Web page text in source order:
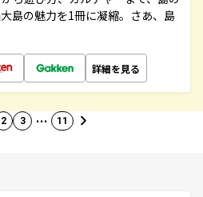
島の魅力を1冊に凝縮。さあ、島
詳細を見る
2 3 … 11